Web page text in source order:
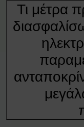
Τι μέτρα